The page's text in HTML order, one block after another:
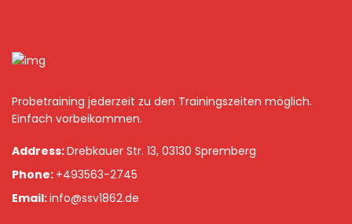
Probetraining jederzeit zu den Trainingszeiten möglich.
Einfach vorbeikommen.
Address:Drebkauer Str. 13, 03130 Spremberg
Phone: +493563-2745
Email:info@ssv1862.de